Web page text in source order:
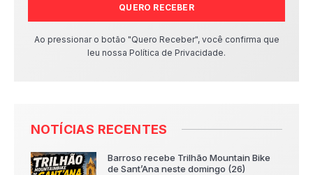
QUERO RECEBER
Ao pressionar o botão "Quero Receber", você confirma que
leu nossa Política de Privacidade.
NOTÍCIAS RECENTES
Barroso recebe Trilhão Mountain Bike
de Sant’Ana neste domingo (26)